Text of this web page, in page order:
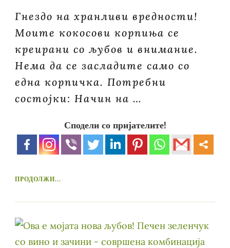
Гнездо на хранливи вредности!
Моите кокосови корпиња се
креирани со љубов и внимание.
Нема да се засладите само со
една корпичка. Потребни
состојки: Начин на …
Сподели со пријателите!
ПРОДОЛЖИ...